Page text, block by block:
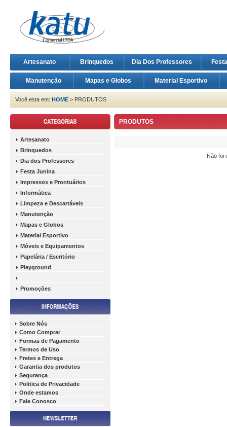
Artesanato Brinquedos Dia Dos Professores
Manutenção Mapas e Globos Material Esportivo
Você esta em: HOME > PRODUTOS
Artesanato
Brinquedos
Dia dos Professores
Festa Junina
Impressos e Prontuários
Informática
Limpeza e Descartáveis
Manutenção
Mapas e Globos
Material Esportivo
Móveis e Equipamentos
Papelária / Escritório
Playground
Promoções
Sobre Nós
Como Comprar
Formas de Pagamento
Termos de Uso
Fretes e Entrega
Garantia dos produtos
Segurança
Politica de Privacidade
Onde estamos
Fale Conosco
PRODUTOS
Não foi